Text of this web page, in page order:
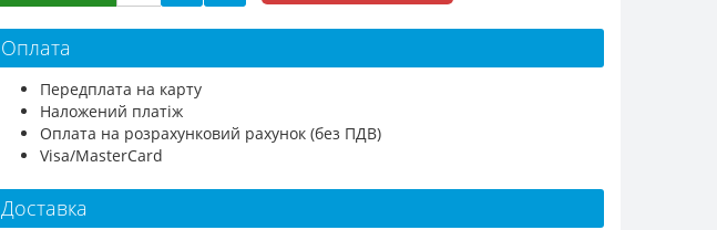
Оплата
Передплата на карту
Наложений платіж
Оплата на розрахунковий рахунок (без ПДВ)
Visa/MasterCard
Доставка